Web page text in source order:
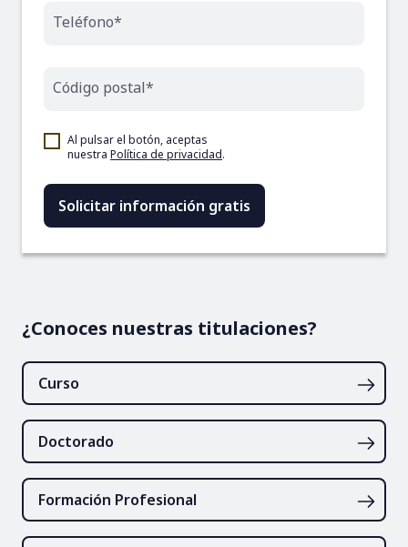
Teléfono*
Código postal*
Al pulsar el botón, aceptas
nuestra Política de privacidad.
¿Conoces nuestras titulaciones?
Curso
Doctorado
Formación Profesional